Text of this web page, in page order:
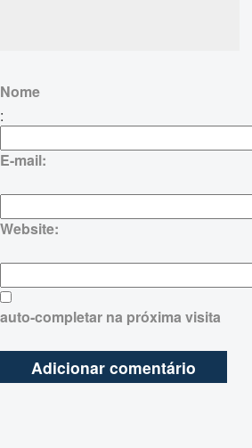
Nome
:
E-mail:
Website:
auto-completar na próxima visita